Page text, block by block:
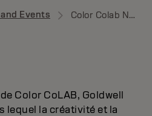
Events Color Colab News
Color CoLAB, Goldwell
lequel la créativité et la